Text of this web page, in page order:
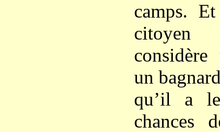
camps.
citoyen
un
qu’il a
chances